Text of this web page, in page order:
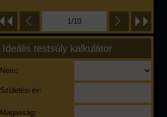
1/10
Ideális testsúly kalkulátor
Nem:
Születési év:
Magasság: